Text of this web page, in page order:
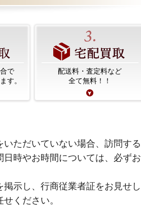
で
す。
配送料・査定料など
全て無料！！
ただいていない場合、訪問する
時やお時間については、必ずお
示し、行商従業者証をお見せし
ください。